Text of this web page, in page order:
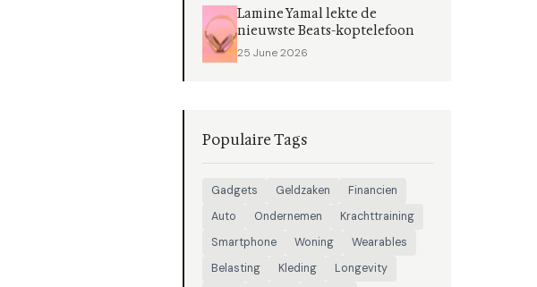
Lamine Yamal lekte de
nieuwste Beats-koptelefoon
25 June 2026
Populaire Tags
Gadgets Geldzaken
Financien
Auto
Ondernemen
Krachttraining
Smartphone
Woning
Wearables
Belasting
Kleding
Longevity